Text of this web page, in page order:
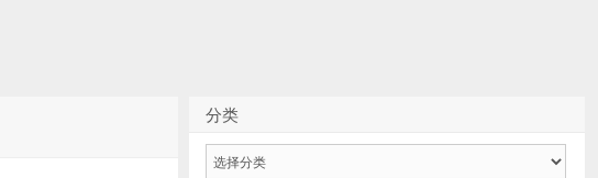
分类